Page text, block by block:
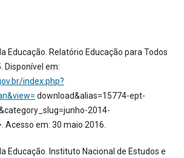
Educação. Relatório Educação para Todos
Disponível em:
index.php?
download&alias=15774-ept-
2014-
Acesso em: 30 maio 2016.
Educação. Instituto Nacional de Estudos e